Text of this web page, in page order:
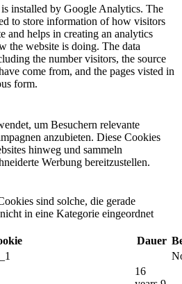
installed by Google Analytics. The
to store information of how visitors
and helps in creating an analytics
the website is doing. The data
the number visitors, the source
come from, and the pages visted in
form.
um Besuchern relevante
anzubieten. Diese Cookies
hinweg und sammeln
Werbung bereitzustellen.
sind solche, die gerade
in eine Kategorie eingeordnet
Dauer
16